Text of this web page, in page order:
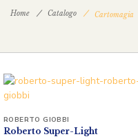
Home Catalogo Cartomagia
Roberto Super-Light
ROBERTO GIOBBI